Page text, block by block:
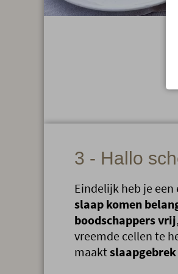
3 - Hallo
Eindelijk heb je
slaap komen
boodschappers vrij
vreemde cellen te
maaktslaapgebrek